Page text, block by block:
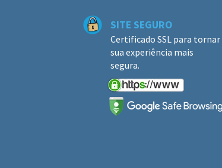
SITE SEGURO
Certificado SSL para tornar
sua experiência mais
segura.